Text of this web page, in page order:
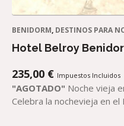
BENIDORM, DESTINOS PARA
Hotel Belroy
235,00 € Impuestos Incluidos
"AGOTADO" Noche vieja
Celebra la nochevieja en